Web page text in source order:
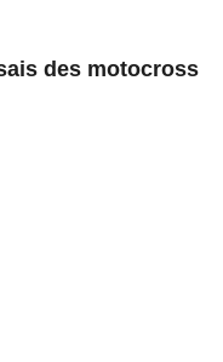
des motocross